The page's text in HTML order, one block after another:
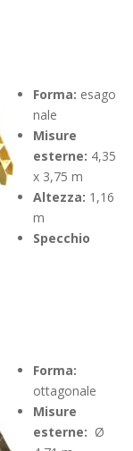
Forma: esago
nale
Misure
esterne: 4,35
x 3,75 m
Altezza: 1,16
m
Specchio
Forma:
ottagonale
Misure
esterne: Ø